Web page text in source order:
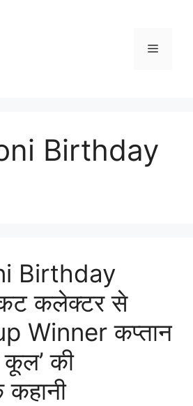
Menu
Birthday
Birthday
कलेक्टर से
Winner कप्तान
की
कहानी